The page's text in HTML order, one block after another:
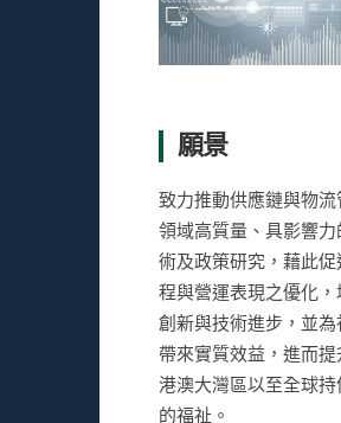
願景
致力推動供應鏈與物流
領域高質量、具影響力
術及政策研究，藉此促
程與營運表現之優化，
創新與技術進步，並為
帶來實質效益，進而提
港澳大灣區以至全球持
的福祉。